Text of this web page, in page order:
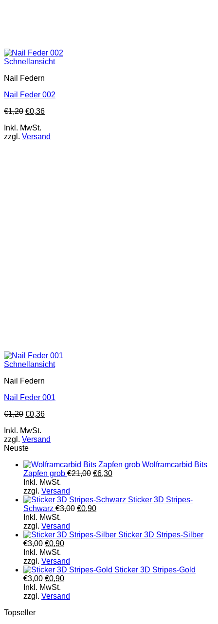
Schnellansicht
Nail Federn
Nail Feder 002
€1,20 €0,36
Inkl. MwSt.
zzgl. Versand
Schnellansicht
Nail Federn
Nail Feder 001
€1,20 €0,36
Inkl. MwSt.
zzgl. Versand
Neuste
Wolframcarbid Bits
Zapfen grob €21,00 €6,30
Inkl. MwSt.
zzgl. Versand
Sticker 3D Stripes-
Schwarz €3,00 €0,90
Inkl. MwSt.
zzgl. Versand
Sticker 3D Stripes-Silber
€3,00 €0,90
Inkl. MwSt.
zzgl. Versand
Sticker 3D Stripes-Gold
€3,00 €0,90
Inkl. MwSt.
zzgl. Versand
Topseller